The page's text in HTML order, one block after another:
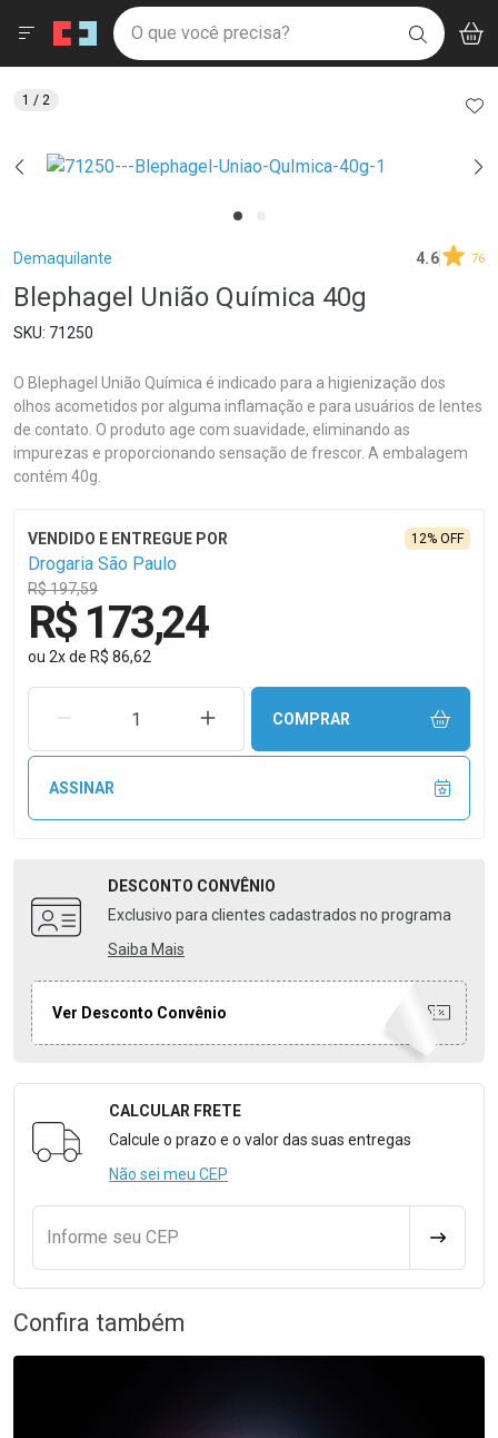
Drogaria São Paulo
Ir direto para a home
pela página
Ir direto para o conteúdo
Ir direto para a busca
Ir direto para a conta
Ir direto para a notificações
Ir direto para o carrinho
Faça a sua busca
O que você precisa? BUSCAR
Menu
Breadcrumb
Demaquilante 4.6 76
Blephagel União Química 40g
71250
O Blephagel União Química é indicado para a higienização dos
olhos acometidos por alguma inflamação e para usuários de lentes
de contato. O produto age com suavidade, eliminando as
impurezas e proporcionando sensação de frescor. A embalagem
contém 40g.
Drogaria São Paulo
R$ 197,59
12% OFF
R$ 173,24
ou 2xde R$ 86,62
REMOVER UMA UNIDADEAUMENTAR UMA UNIDADE
COMPRAR
ASSINAR
DESCONTO CONVÊNIO
Exclusivo para clientes cadastrados no programa
Saiba Mais
Ver Desconto Convênio
Formulário para Calcular o Frete
CALCULAR FRETE
Calcule o prazo e o valor das suas entregas
Não sei meu CEP
Informe seu CEP
1 / 2
Confira também